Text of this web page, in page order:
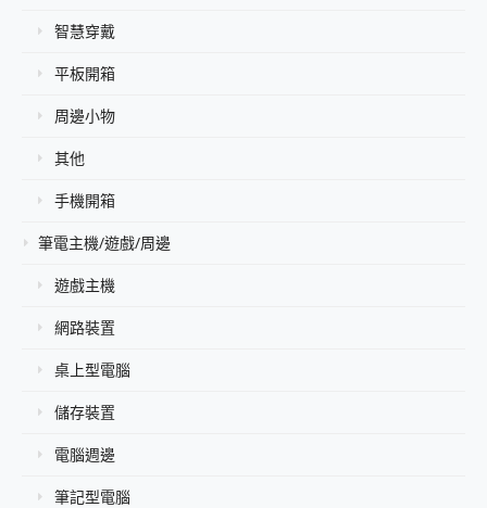
智慧穿戴
平板開箱
周邊小物
其他
手機開箱
筆電主機/遊戲/周邊
遊戲主機
網路裝置
桌上型電腦
儲存裝置
電腦週邊
筆記型電腦